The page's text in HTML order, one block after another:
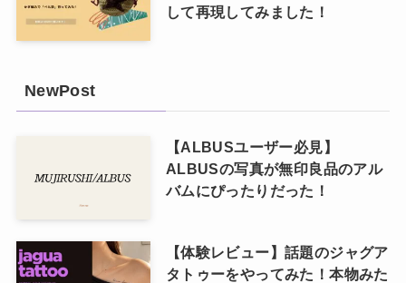
して再現してみました！
NewPost
【ALBUSユーザー必見】
ALBUSの写真が無印良品のアル
バムにぴったりだった！
【体験レビュー】話題のジャグア
タトゥーをやってみた！本物みた